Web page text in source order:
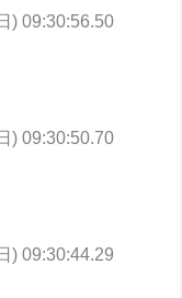
) 09:30:56.50
) 09:30:50.70
) 09:30:44.29